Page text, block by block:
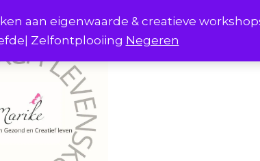
aan eigenwaarde & creatieve
Zelfontplooiing Negeren
coaching Kalender Project